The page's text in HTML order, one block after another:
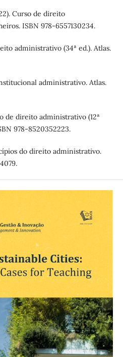
Curso de direito
ISBN 978-6557130234.
administrativo (34ª ed.). Atlas.
administrativo. Atlas.
de direito administrativo (12ª
978-8520352223.
do direito administrativo.